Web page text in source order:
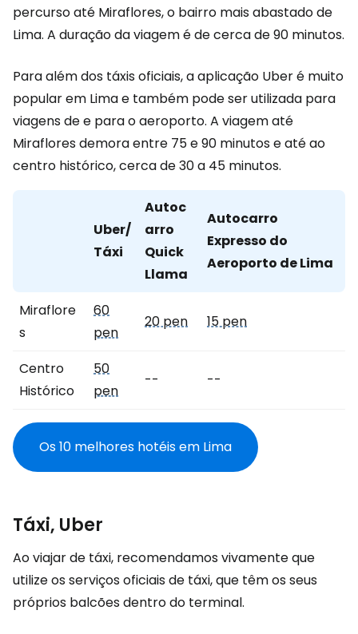
percurso até Miraflores, o bairro mais abastado de
Lima. A duração da viagem é de cerca de 90 minutos.
Para além dos táxis oficiais, a aplicação Uber é muito
popular em Lima e também pode ser utilizada para
viagens de e para o aeroporto. A viagem até
Miraflores demora entre 75 e 90 minutos e até ao
centro histórico, cerca de 30 a 45 minutos.
Uber/
Táxi
Autoc
arro
Quick
Llama
Autocarro
Expresso do
Aeroporto de Lima
Miraflore
s
60
pen
20 pen 15 pen
Centro
Histórico
50
pen
-- --
Os 10 melhores hotéis em Lima
Táxi, Uber
Ao viajar de táxi, recomendamos vivamente que
utilize os serviços oficiais de táxi, que têm os seus
próprios balcões dentro do terminal.